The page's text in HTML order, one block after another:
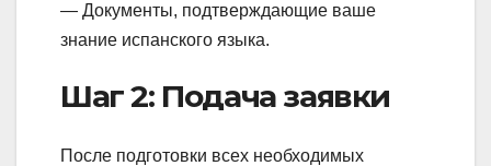
— Документы, подтверждающие ваше
знание испанского языка.
Шаг 2: Подача заявки
После подготовки всех необходимых